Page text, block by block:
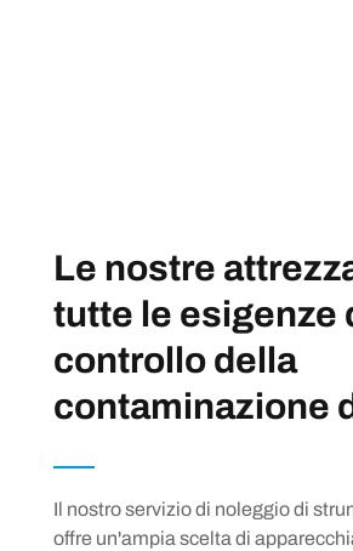
Le nostre
tutte le esigenze
controllo della
contaminazione
Il nostro servizio di noleggio di
offre un'ampia scelta di